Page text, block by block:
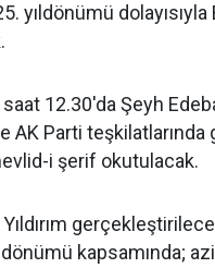
yıldönümü
12.30'da Şeyh
Parti teşkilatlarında
i şerif okutulacak.
kapsamında;